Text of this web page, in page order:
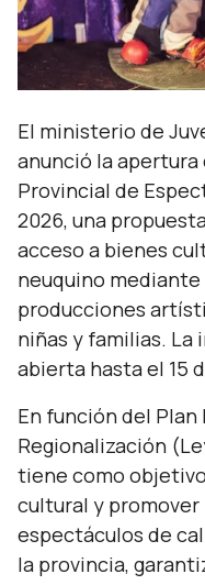
El ministerio de
anunció la
Provincial de
2026, una
acceso a bienes
neuquino
producciones
niñas y familias.
abierta hasta el 15
En función del Plan
Regionalización
tiene como
cultural y
espectáculos de
la provincia,